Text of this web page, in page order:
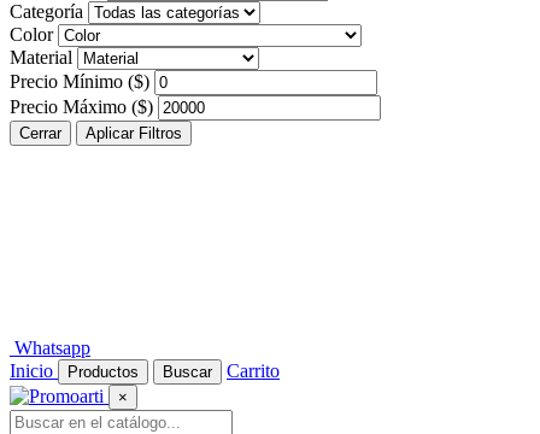
Categoría
Color
Material
Precio Mínimo ($)
Precio Máximo ($)
Cerrar Aplicar Filtros
Whatsapp
Inicio
Productos Buscar Carrito
×